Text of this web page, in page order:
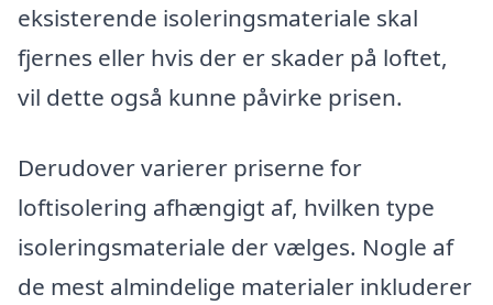
eksisterende isoleringsmateriale skal
fjernes eller hvis der er skader på loftet,
vil dette også kunne påvirke prisen.
Derudover varierer priserne for
loftisolering afhængigt af, hvilken type
isoleringsmateriale der vælges. Nogle af
de mest almindelige materialer inkluderer